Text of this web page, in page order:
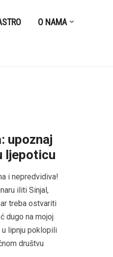
O NAMA
upoznaj
ljepoticu
i nepredvidiva!
iliti Sinjal,
treba ostvariti
dugo na mojoj
lipnju poklopili
društvu